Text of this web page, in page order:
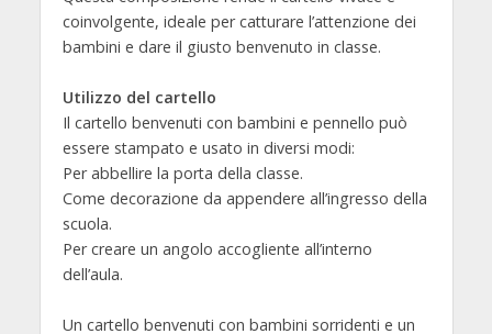
coinvolgente, ideale per catturare l’attenzione dei
bambini e dare il giusto benvenuto in classe.
Utilizzo del cartello
Il cartello benvenuti con bambini e pennello può
essere stampato e usato in diversi modi:
Per abbellire la porta della classe.
Come decorazione da appendere all’ingresso della
scuola.
Per creare un angolo accogliente all’interno
dell’aula.
Un cartello benvenuti con bambini sorridenti e un